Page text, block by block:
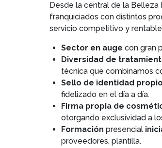
Desde la central de la
franquiciados con distintos
servicio competitivo y
Sector en auge con gran
Diversidad de
técnica que combinamos
Sello de identidad propio
fidelizado en el día a día.
Firma propia de
otorgando exclusividad a
Formación presencial
proveedores, plantilla.